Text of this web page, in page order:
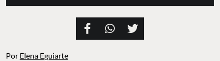
Por Elena Eguiarte